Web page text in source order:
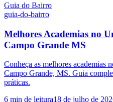
Guia do Bairro
guia-do-bairro
Melhores Academias no
Campo Grande MS
Conheça as melhores academias
Campo Grande, MS. Guia
práticas.
6 min de leitura18 de julho de